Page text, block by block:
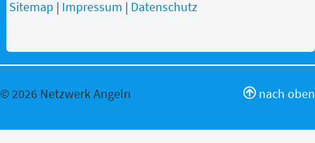
Sitemap | Impressum | Datenschutz
nach oben
© 2026 Netzwerk Angeln